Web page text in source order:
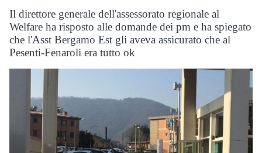
Il direttore generale dell'assessorato regionale al
Welfare ha risposto alle domande dei pm e ha spiegato
che l'Asst Bergamo Est gli aveva assicurato che al
Pesenti-Fenaroli era tutto ok